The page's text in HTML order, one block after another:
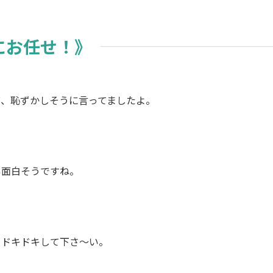
任せ！》
恥ずかしそうに言ってましたよ。
白そうですね。
キドキして下さ～い。